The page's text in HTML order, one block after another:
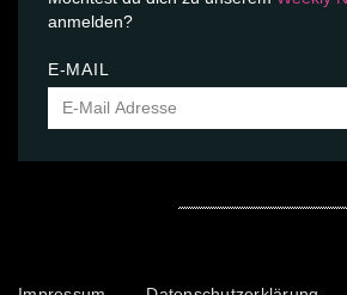
anmelden?
E-MAIL